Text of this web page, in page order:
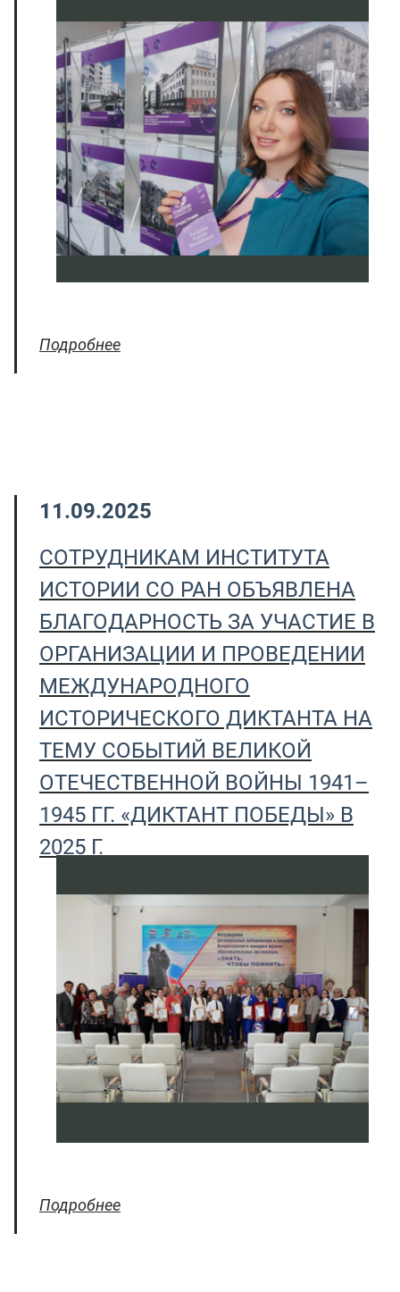
Подробнее
11.09.2025
СОТРУДНИКАМ ИНСТИТУТА
ИСТОРИИ СО РАН ОБЪЯВЛЕНА
БЛАГОДАРНОСТЬ ЗА УЧАСТИЕ В
ОРГАНИЗАЦИИ И ПРОВЕДЕНИИ
МЕЖДУНАРОДНОГО
ИСТОРИЧЕСКОГО ДИКТАНТА НА
ТЕМУ СОБЫТИЙ ВЕЛИКОЙ
ОТЕЧЕСТВЕННОЙ ВОЙНЫ 1941–
1945 ГГ. «ДИКТАНТ ПОБЕДЫ» В
2025 Г.
Подробнее